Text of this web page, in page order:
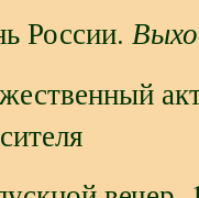
России.